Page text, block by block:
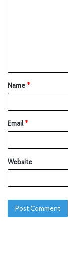
Name*
Email*
Website